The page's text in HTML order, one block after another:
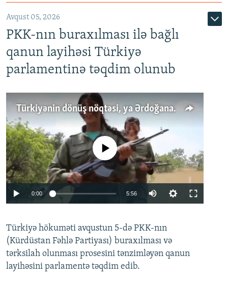
Avqust 05, 2026
PKK-nın buraxılması ilə bağlı
qanun layihəsi Türkiyə
parlamentinə təqdim olunub
Türkiyənin dönüş nöqtəsi, ya Ərdoğana üçüncü şans: PKK ilə qəfil barışıq nə deməkdir?
Auto 240p 360p 480p
720p 1080p
No media source currently available
0:00 5:56
360p
480p
Türkiyə hökuməti avqustun 5-də PKK-nın
(Kürdüstan Fəhlə Partiyası) buraxılması və
tərksilah olunması prosesini tənzimləyən qanun
layihəsini parlamentə təqdim edib.